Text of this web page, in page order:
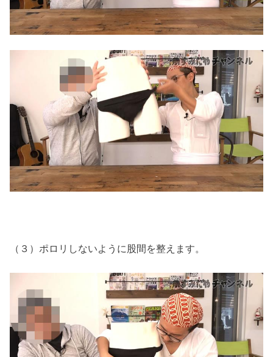
（３）ポロリしないように股間を整えます。